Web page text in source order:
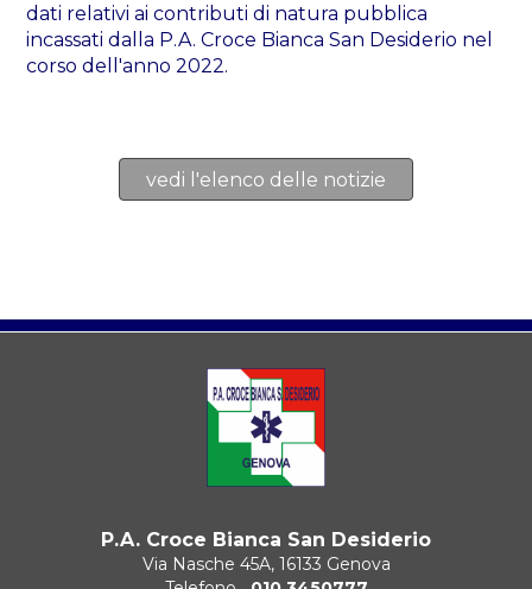
dati relativi ai contributi di natura pubblica
incassati dalla P.A. Croce Bianca San Desiderio nel
corso dell'anno 2022.
vedi l'elenco delle notizie
P.A. Croce Bianca San Desiderio
Via Nasche 45A, 16133 Genova